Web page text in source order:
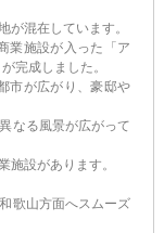
が混在しています。
業施設が入った「ア
完成しました。
市が広がり、豪邸や
なる風景が広がって
施設があります。
歌山方面へスムーズ